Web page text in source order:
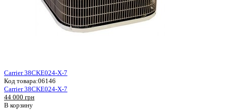
Carrier 38CKE024-X-7
Код товара:06146
Carrier 38CKE024-X-7
44 000 грн
В корзину